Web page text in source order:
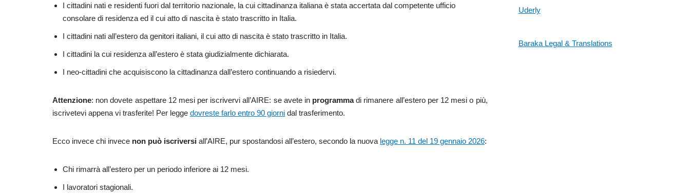
I cittadini nati e residenti fuori dal territorio nazionale, la cui cittadinanza italiana è stata accertata dal competente ufficio
consolare di residenza ed il cui atto di nascita è stato trascritto in Italia.
I cittadini nati all’estero da genitori italiani, il cui atto di nascita è stato trascritto in Italia.
I cittadini la cui residenza all’estero è stata giudizialmente dichiarata.
I neo-cittadini che acquisiscono la cittadinanza dall’estero continuando a risiedervi.
Attenzione: non dovete aspettare 12 mesi per iscrivervi all’AIRE: se avete in programmadi rimanere all’estero per 12 mesi o più,
iscrivetevi appena vi trasferite! Per legge dovreste farlo entro 90 giorni dal trasferimento.
Ecco invece chi invece non può iscriversi all’AIRE, pur spostandosi all’estero, secondo la nuova legge n. 11 del 19 gennaio 2026:
Chi rimarrà all’estero per un periodo inferiore ai 12 mesi.
I lavoratori stagionali.
Uderly
Baraka Legal & Translations